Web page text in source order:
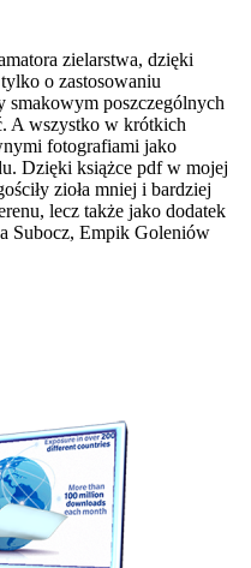
zielarstwa, dzięki
o zastosowaniu
smakowym poszczególnych
A wszystko w krótkich
fotografiami jako
Dzięki książce pdf w mojej
zioła mniej i bardziej
lecz także jako dodatek
Subocz, Empik Goleniów